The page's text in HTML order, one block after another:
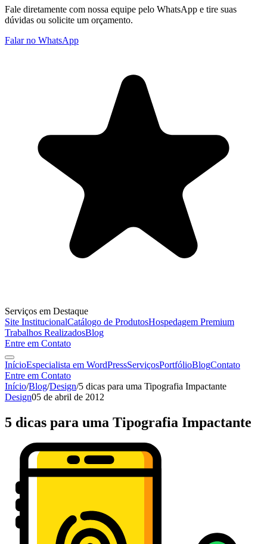
Fale diretamente com nossa equipe pelo WhatsApp e tire suas
dúvidas ou solicite um orçamento.
Falar no WhatsApp
Serviços em Destaque
Site InstitucionalCatálogo de ProdutosHospedagem Premium
Trabalhos RealizadosBlog
Entre em Contato
InícioEspecialista em WordPressServiçosPortfólioBlogContato
Entre em Contato
Início/Blog/Design/5 dicas para uma Tipografia Impactante
Design05 de abril de 2012
5 dicas para uma Tipografia Impactante